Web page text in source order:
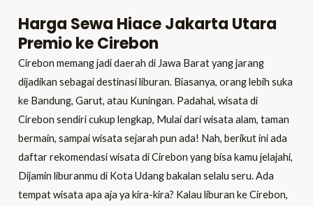
Harga Sewa Hiace Jakarta Utara
Premio ke Cirebon
Cirebon memang jadi daerah di Jawa Barat yang jarang
dijadikan sebagai destinasi liburan. Biasanya, orang lebih suka
ke Bandung, Garut, atau Kuningan. Padahal, wisata di
Cirebon sendiri cukup lengkap, Mulai dari wisata alam, taman
bermain, sampai wisata sejarah pun ada! Nah, berikut ini ada
daftar rekomendasi wisata di Cirebon yang bisa kamu jelajahi,
Dijamin liburanmu di Kota Udang bakalan selalu seru. Ada
tempat wisata apa aja ya kira-kira? Kalau liburan ke Cirebon,